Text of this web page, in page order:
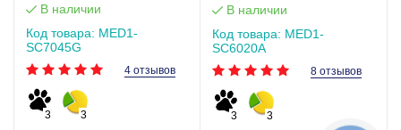
В наличии
Код товара: MED1-
SC7045G
4 отзывов
3 3
В наличии
Код товара: MED1-
SC6020A
8 отзывов
3 3